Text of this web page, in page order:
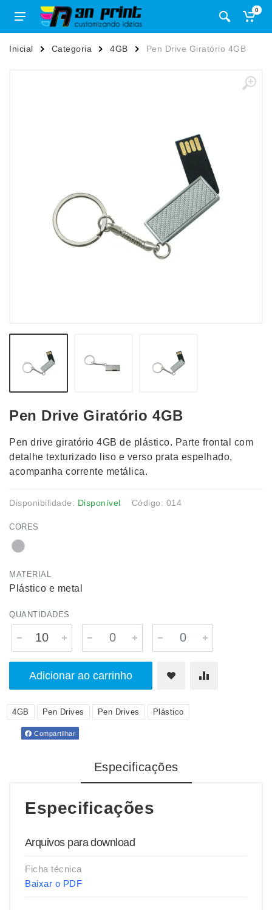
0
Inicial Categoria 4GB Pen Drive Giratório 4GB
Pen Drive Giratório 4GB
Pen drive giratório 4GB de plástico. Parte frontal com
detalhe texturizado liso e verso prata espelhado,
acompanha corrente metálica.
Disponibilidade: Disponível Código: 014
CORES
MATERIAL
Plástico e metal
QUANTIDADES
Adicionar ao carrinho
4GB Pen Drives Pen Drives Plástico
Compartilhar
Especificações
Especificações
Arquivos para download
Ficha técnica
Baixar o PDF